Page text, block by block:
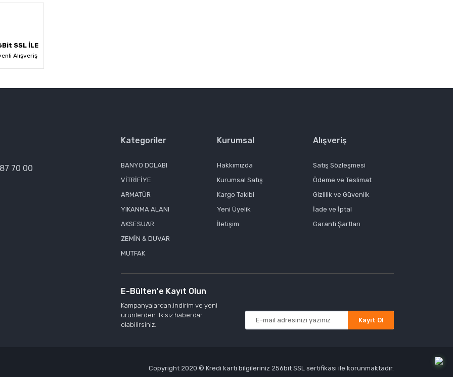
SSL İLE
Alışveriş
70 00
Kategoriler
BANYO DOLABI
VİTRİFİYE
ARMATÜR
YIKANMA ALANI
AKSESUAR
ZEMİN & DUVAR
MUTFAK
Kurumsal
Hakkımızda
Kurumsal Satış
Kargo Takibi
Yeni Üyelik
İletişim
Alışveriş
Satış Sözleşmesi
Ödeme ve Teslimat
Gizlilik ve Güvenlik
İade ve İptal
Garanti Şartları
E-Bülten'e Kayıt Olun
Kampanyalardan,indirim ve yeni
ürünlerden ilk siz haberdar
olabilirsiniz.
Kayıt Ol
Copyright 2020 © Kredi kartı bilgileriniz 256bit SSL sertifikası ile korunmaktadır.